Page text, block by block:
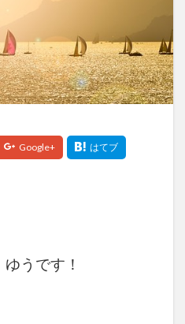
うです！
検索